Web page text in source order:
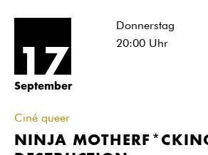
17
September
Donnerstag
20:00Uhr
Ciné queer
NINJA